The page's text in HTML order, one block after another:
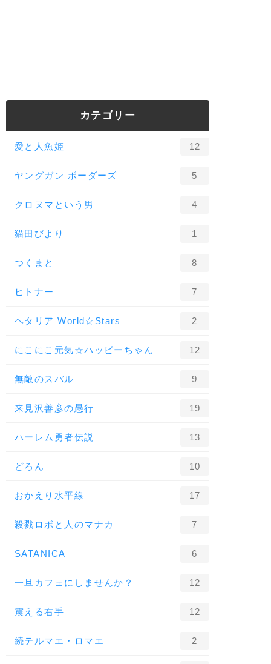
カテゴリー
愛と人魚姫 12
ヤングガン ボーダーズ 5
クロヌマという男 4
猫田びより 1
つくまと 8
ヒトナー 7
ヘタリア World☆Stars 2
にこにこ元気☆ハッピーちゃん 12
無敵のスバル 9
来見沢善彦の愚行 19
ハーレム勇者伝説 13
どろん 10
おかえり水平線 17
殺戮ロボと人のマナカ 7
SATANICA 6
一旦カフェにしませんか？ 12
震える右手 12
続テルマエ・ロマエ 2